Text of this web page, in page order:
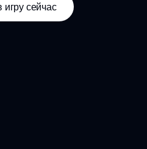
игру сейчас